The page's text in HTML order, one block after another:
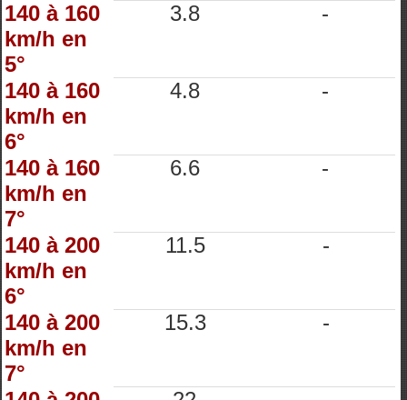
140 à 160
km/h en
5°
3.8 -
140 à 160
km/h en
6°
4.8 -
140 à 160
km/h en
7°
6.6 -
140 à 200
km/h en
6°
11.5 -
140 à 200
km/h en
7°
15.3 -